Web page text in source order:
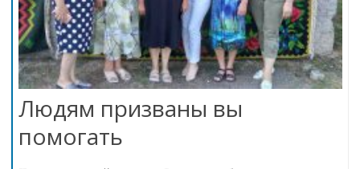
Людям призваны вы
помогать